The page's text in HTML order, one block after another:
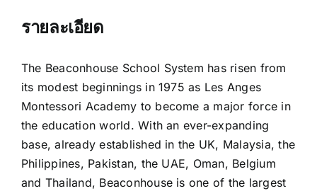
รายละเอียด
The Beaconhouse School System has risen from
its modest beginnings in 1975 as Les Anges
Montessori Academy to become a major force in
the education world. With an ever-expanding
base, already established in the UK, Malaysia, the
Philippines, Pakistan, the UAE, Oman, Belgium
and Thailand, Beaconhouse is one of the largest